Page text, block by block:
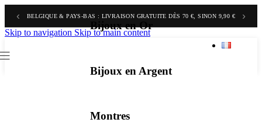
‹ BELGIQUE & PAYS-BAS : LIVRAISON GRATUITE DÈS 70 €, SINON 9,90 € ›
Skip to navigation Skip to main content
Bijoux en Or
Bijoux en Argent
Montres